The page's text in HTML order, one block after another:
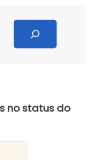
no status do